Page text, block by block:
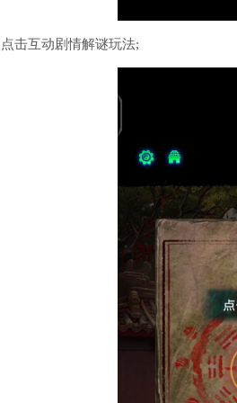
击互动剧情解谜玩法;